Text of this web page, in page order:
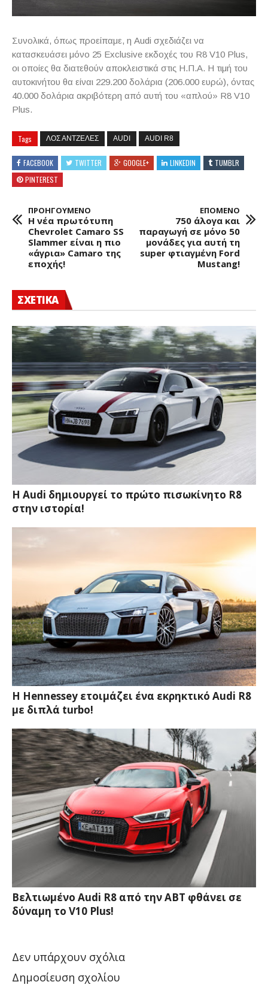
Συνολικά, όπως προείπαμε, η Audi σχεδιάζει να
κατασκευάσει μόνο 25 Exclusive εκδοχές του R8 V10 Plus,
οι οποίες θα διατεθούν αποκλειστικά στις Η.Π.Α. Η τιμή του
αυτοκινήτου θα είναι 229.200 δολάρια (206.000 ευρώ), όντας
40.000 δολάρια ακριβότερη από αυτή του «απλού» R8 V10
Plus.
Tags ΛΟΣ ΑΝΤΖΕΛΕΣ AUDI AUDI R8
FACEBOOK TWITTER GOOGLE+ LINKEDIN
TUMBLR
PINTEREST
ΠΡΟΗΓΟΥΜΕΝΟ
Η νέα πρωτότυπη
Chevrolet Camaro SS
Slammer είναι η πιο
«άγρια» Camaro της
εποχής!
ΕΠΟΜΕΝΟ
750 άλογα και
παραγωγή σε μόνο 50
μονάδες για αυτή τη
super φτιαγμένη Ford
Mustang!
ΣΧΕΤΙΚΑ
Η Audi δημιουργεί το πρώτο πισωκίνητο R8
στην ιστορία!
Η Hennessey ετοιμάζει ένα εκρηκτικό Audi R8
με διπλά turbo!
Βελτιωμένο Audi R8 από την ABT φθάνει σε
δύναμη το V10 Plus!
Δεν υπάρχουν σχόλια
Δημοσίευση σχολίου